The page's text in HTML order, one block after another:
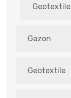
Geotextile
Gazon
Geotextile